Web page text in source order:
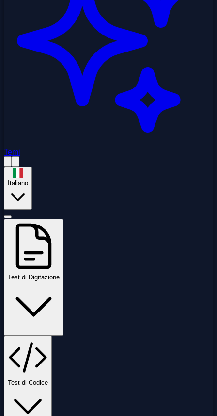
Temi
Italiano
Test di Digitazione
Test di Codice